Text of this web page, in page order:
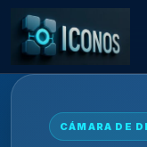
CÁMARA DE